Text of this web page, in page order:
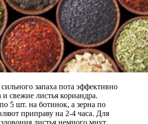
запаха пота эффективно
и свежие листья кориандра.
5 шт. на ботинок, а зерна по
приправу на 2-4 часа. Для